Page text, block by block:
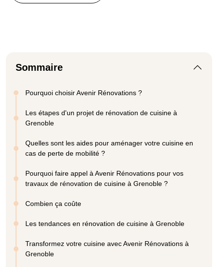
Sommaire
Pourquoi choisir Avenir Rénovations ?
Les étapes d'un projet de rénovation de cuisine à
Grenoble
Quelles sont les aides pour aménager votre cuisine en
cas de perte de mobilité ?
Pourquoi faire appel à Avenir Rénovations pour vos
travaux de rénovation de cuisine à Grenoble ?
Combien ça coûte
Les tendances en rénovation de cuisine à Grenoble
Transformez votre cuisine avec Avenir Rénovations à
Grenoble